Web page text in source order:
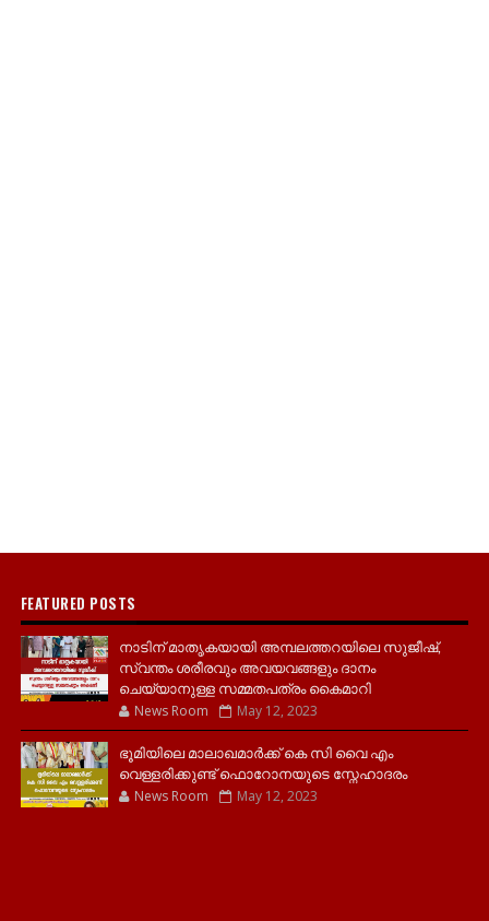
FEATURED POSTS
നാടിന് മാതൃകയായി അമ്പലത്തറയിലെ സുജീഷ്,
സ്വന്തം ശരീരവും അവയവങ്ങളും ദാനം
ചെയ്യാനുള്ള സമ്മതപത്രം കൈമാറി
News Room May 12, 2023
ഭൂമിയിലെ മാലാഖമാർക്ക് കെ സി വൈ എം
വെള്ളരിക്കുണ്ട് ഫൊറോനയുടെ സ്നേഹാദരം
News Room May 12, 2023